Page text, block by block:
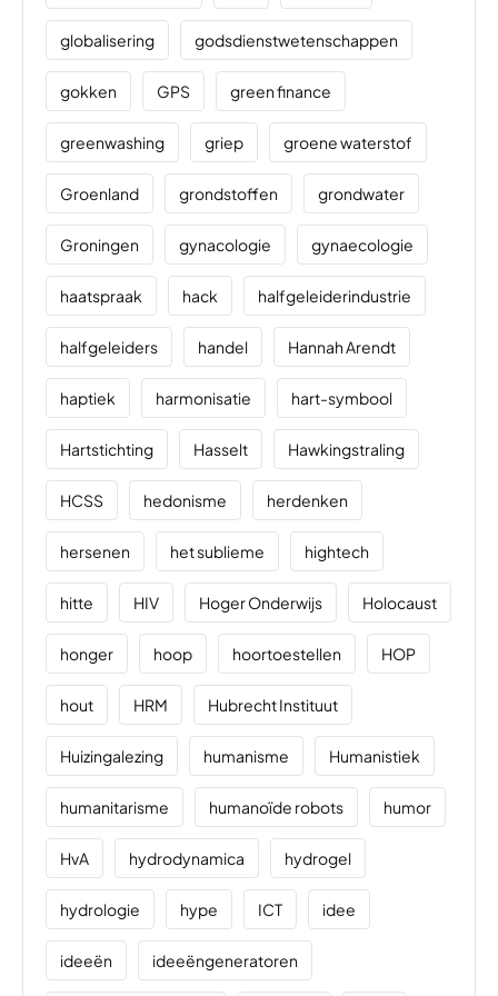
globalisering godsdienstwetenschappen
gokken GPS green finance
greenwashing griep groene waterstof
Groenland grondstoffen grondwater
Groningen gynacologie gynaecologie
haatspraak hack halfgeleiderindustrie
halfgeleiders handel Hannah Arendt
haptiek harmonisatie hart-symbool
Hartstichting Hasselt Hawkingstraling
HCSS hedonisme herdenken
hersenen het sublieme hightech
hitte HIV Hoger Onderwijs Holocaust
honger hoop hoortoestellen HOP
hout HRM Hubrecht Instituut
Huizingalezing humanisme Humanistiek
humanitarisme humanoïde robots humor
HvA hydrodynamica hydrogel
hydrologie hype ICT idee
ideeën ideeëngeneratoren